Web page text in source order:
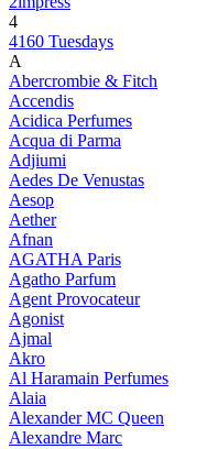
4
4160 Tuesdays
A
Abercrombie & Fitch
Accendis
Acidica Perfumes
Acqua di Parma
Adjiumi
Aedes De Venustas
Aesop
Aether
Afnan
AGATHA Paris
Agatho Parfum
Agent Provocateur
Agonist
Ajmal
Akro
Al Haramain Perfumes
Alaia
Alexander MC Queen
Alexandre Marc